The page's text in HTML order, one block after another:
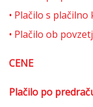
• Plačilo s
• Plačilo ob
CENE
Plačilo po